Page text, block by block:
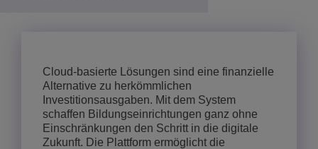
Cloud-basierte Lösungen sind eine finanzielle
Alternative zu herkömmlichen
Investitionsausgaben. Mit dem System
schaffen Bildungseinrichtungen ganz ohne
Einschränkungen den Schritt in die digitale
Zukunft. Die Plattform ermöglicht die